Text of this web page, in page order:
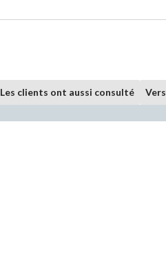
Les clients ont aussi consulté